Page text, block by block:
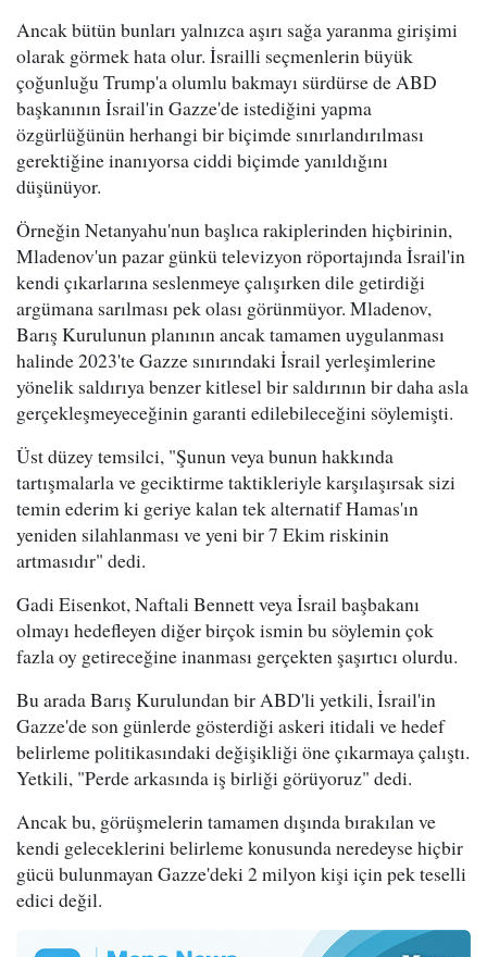
Ancak bütün bunları yalnızca aşırı sağa yaranma girişimi
olarak görmek hata olur. İsrailli seçmenlerin büyük
çoğunluğu Trump'a olumlu bakmayı sürdürse de ABD
başkanının İsrail'in Gazze'de istediğini yapma
özgürlüğünün herhangi bir biçimde sınırlandırılması
gerektiğine inanıyorsa ciddi biçimde yanıldığını
düşünüyor.
Örneğin Netanyahu'nun başlıca rakiplerinden hiçbirinin,
Mladenov'un pazar günkü televizyon röportajında İsrail'in
kendi çıkarlarına seslenmeye çalışırken dile getirdiği
argümana sarılması pek olası görünmüyor. Mladenov,
Barış Kurulunun planının ancak tamamen uygulanması
halinde 2023'te Gazze sınırındaki İsrail yerleşimlerine
yönelik saldırıya benzer kitlesel bir saldırının bir daha asla
gerçekleşmeyeceğinin garanti edilebileceğini söylemişti.
Üst düzey temsilci, "Şunun veya bunun hakkında
tartışmalarla ve geciktirme taktikleriyle karşılaşırsak sizi
temin ederim ki geriye kalan tek alternatif Hamas'ın
yeniden silahlanması ve yeni bir 7 Ekim riskinin
artmasıdır" dedi.
Gadi Eisenkot, Naftali Bennett veya İsrail başbakanı
olmayı hedefleyen diğer birçok ismin bu söylemin çok
fazla oy getireceğine inanması gerçekten şaşırtıcı olurdu.
Bu arada Barış Kurulundan bir ABD'li yetkili, İsrail'in
Gazze'de son günlerde gösterdiği askeri itidali ve hedef
belirleme politikasındaki değişikliği öne çıkarmaya çalıştı.
Yetkili, "Perde arkasında iş birliği görüyoruz" dedi.
Ancak bu, görüşmelerin tamamen dışında bırakılan ve
kendi geleceklerini belirleme konusunda neredeyse hiçbir
gücü bulunmayan Gazze'deki 2 milyon kişi için pek teselli
edici değil.